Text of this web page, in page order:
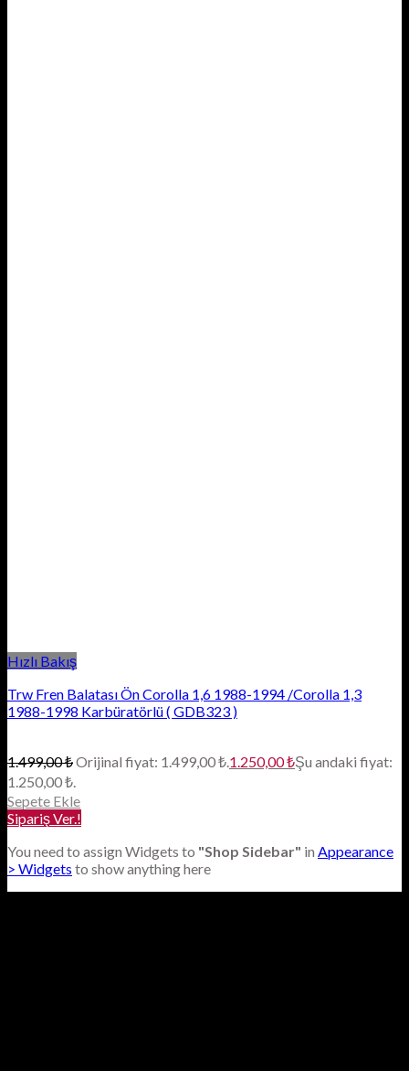
Hızlı Bakış
Trw Fren Balatası Ön Corolla 1,6 1988-1994 /Corolla 1,3
1988-1998 Karbüratörlü ( GDB323 )
1.499,00₺Orijinal fiyat: 1.499,00 ₺. 1.250,00₺Şu andaki fiyat:
1.250,00 ₺.
Sepete Ekle
Sipariş Ver.!
You need to assign Widgets to "Shop Sidebar" in Appearance
> Widgets to show anything here